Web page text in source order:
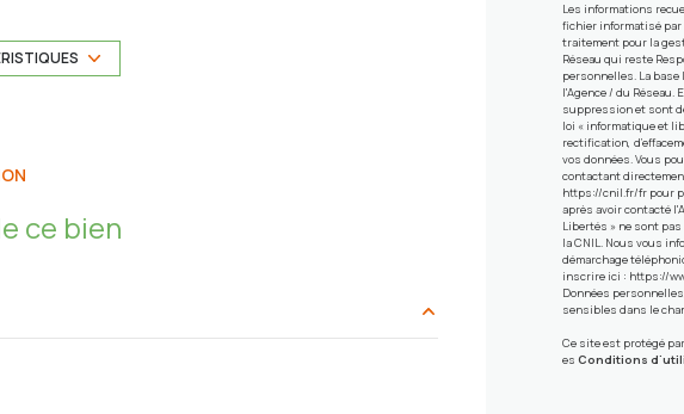
boulangerie, pharmacie, etc.
et Lou Souleou, école primaire Saint-Exupéry et
ascenseur
ce bien
Les informations
fichier informatisé par
traitement pour la
Réseau qui reste
personnelles. La
l'Agence / du Réseau.
suppression et sont
loi « informatique et
rectification,
vos données. Vous
contactant
https://cnil.fr/frpour
après avoir contacté
Libertés » ne sont
la CNIL. Nous vous
démarchage
inscrire ici : https://
Données
sensibles dans le
Ce site est protégé
es Conditions